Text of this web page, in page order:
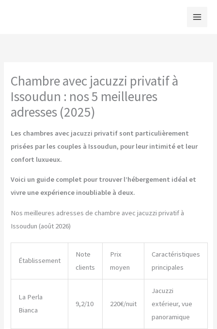
Chambre avec jacuzzi privatif à
Issoudun : nos 5 meilleures
adresses (2025)
Les chambres avec jacuzzi privatif sont particulièrement
prisées par les couples à Issoudun, pour leur intimité et leur
confort luxueux.
Voici un guide complet pour trouver l’hébergement idéal et
vivre une expérience inoubliable à deux.
Nos meilleures adresses de chambre avec jacuzzi privatif à
Issoudun (août 2026)
Établissement
Note
clients
Prix
moyen
Caractéristiques
principales
La Perla
Bianca
9,2/10 220€/nuit
Jacuzzi
extérieur, vue
panoramique